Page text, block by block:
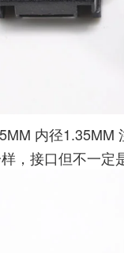
内径1.35MM
，接口但不一定